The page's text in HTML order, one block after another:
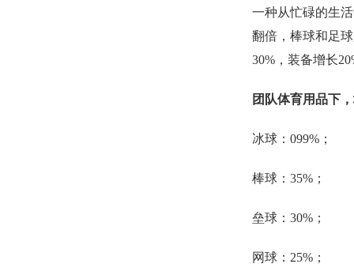
一种从忙碌的生
翻倍，棒球和足
30%，装备增长
团队体育用品下
冰球：099%；
棒球：35%；
垒球：30%；
网球：25%；